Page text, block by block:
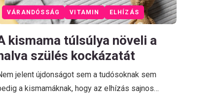
VÁRANDÓSSÁG VITAMIN ELHÍZÁS
kismama túlsúlya növeli a
szülés kockázatát
jelent újdonságot sem a tudósoknak sem
a kismamáknak, hogy az elhízás sajnos…